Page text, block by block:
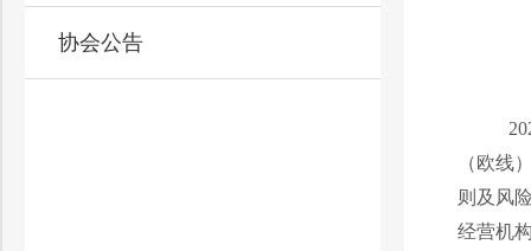
协会公告
（欧线
则及风
经营机